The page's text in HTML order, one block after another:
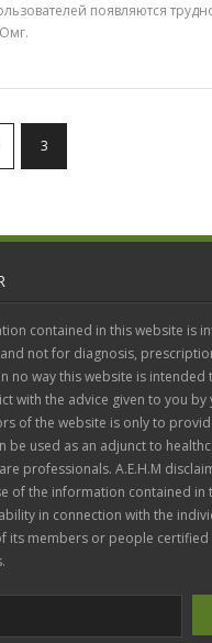
появляются
3
contained in this website is
not for diagnosis,
no way this website is intended
with the advice given to you by
of the website is only to
be used as an adjunct to
professionals. A.E.H.M
of the information contained in
in connection with the
its members or people certified